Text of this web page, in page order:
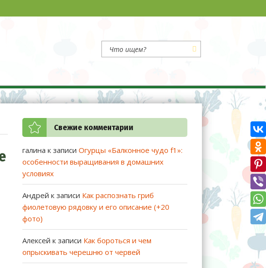
и огородникам
Свежие комментарии
галина к записи Огурцы «Балконное чудо f1»:
особенности выращивания в домашних
условиях
Андрей к записи Как распознать гриб
фиолетовую рядовку и его описание (+20
фото)
Алексей к записи Как бороться и чем
опрыскивать черешню от червей